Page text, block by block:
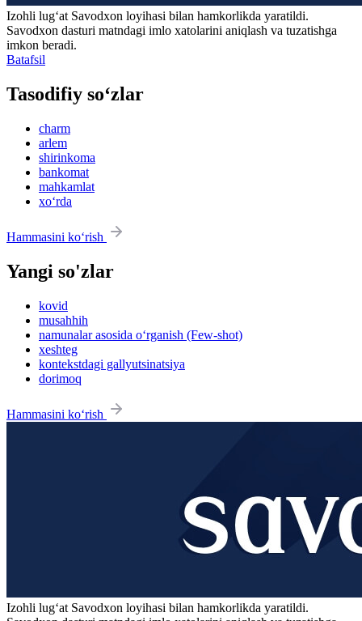
Izohli lugʻat Savodxon loyihasi bilan hamkorlikda yaratildi.
Savodxon dasturi matndagi imlo xatolarini aniqlash va tuzatishga
imkon beradi.
Batafsil
Tasodifiy so‘zlar
charm
arlem
shirinkoma
bankomat
mahkamlat
xo‘rda
Hammasini ko‘rish
Yangi so'zlar
kovid
musahhih
namunalar asosida o‘rganish (Few-shot)
xeshteg
kontekstdagi gallyutsinatsiya
dorimoq
Hammasini ko‘rish
Izohli lugʻat Savodxon loyihasi bilan hamkorlikda yaratildi.